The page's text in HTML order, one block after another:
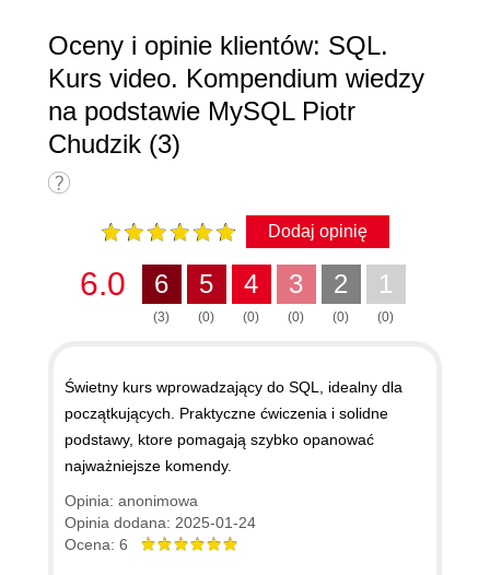
Oceny i opinie klientów: SQL.
Kurs video. Kompendium wiedzy
na podstawie MySQL Piotr
Chudzik (3)
Dodaj opinię
6.0 6
(3)
5
(0)
4
(0)
3
(0)
2
(0)
1
(0)
Świetny kurs wprowadzający do SQL, idealny dla
początkujących. Praktyczne ćwiczenia i solidne
podstawy, ktore pomagają szybko opanować
najważniejsze komendy.
Opinia: anonimowa
Opinia dodana: 2025-01-24
Ocena: 6